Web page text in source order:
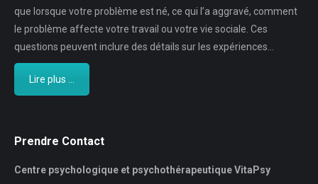
que lorsque votre problème est né, ce qui l’a aggravé, comment
le problème affecte votre travail ou votre vie sociale. Ces
questions peuvent inclure des détails sur les expériences…
Lire plus ...
Prendre Contact
Centre psychologique et psychothérapeutique VitaPsy